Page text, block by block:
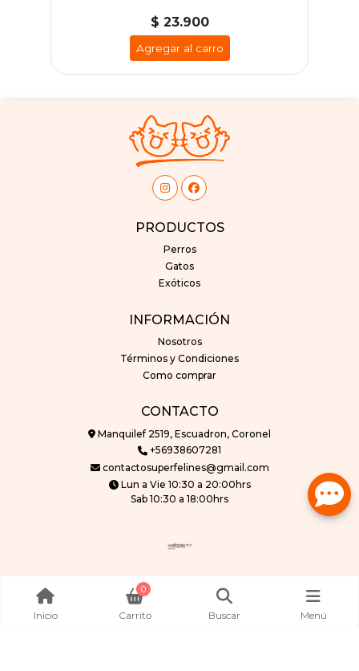
$ 23.900
Agregar al carro
PRODUCTOS
Perros
Gatos
Exóticos
INFORMACIÓN
Nosotros
Términos y Condiciones
Como comprar
CONTACTO
Manquilef 2519, Escuadron, Coronel
+56938607281
contactosuperfelines@gmail.com
Lun a Vie 10:30 a 20:00hrs
Sab 10:30 a 18:00hrs
Creado por
Bsale
Inicio
0
Carrito Buscar Menú